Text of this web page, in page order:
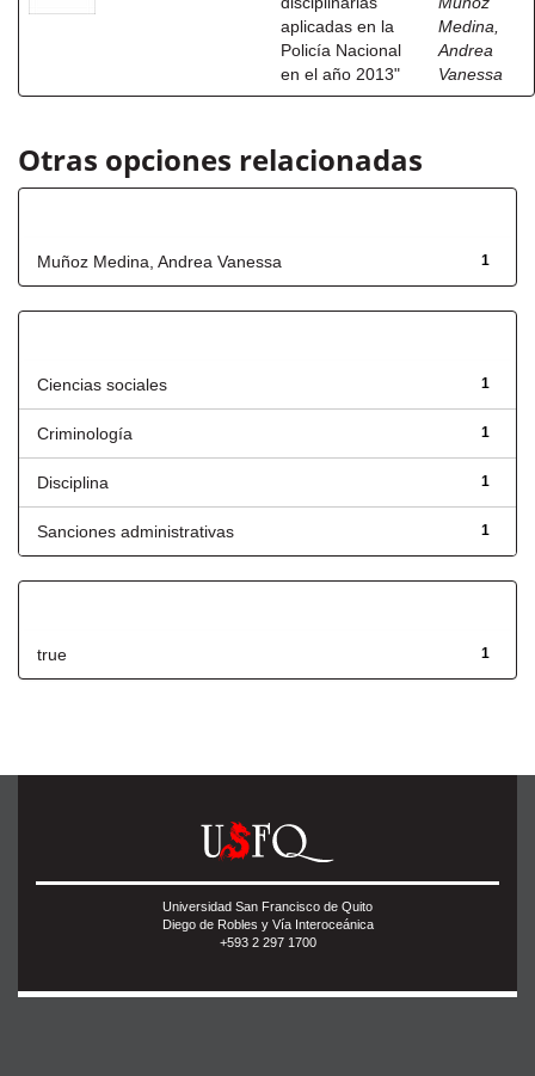
aplicadas en la
Policía Nacional
en el año 2013"
Medina,
Andrea
Vanessa
Otras opciones relacionadas
1
Muñoz Medina, Andrea Vanessa
1
Ciencias sociales
1
Criminología
1
Disciplina
1
Sanciones administrativas
1
true
Universidad San Francisco de Quito
Diego de Robles y Vía Interoceánica
+593 2 297 1700